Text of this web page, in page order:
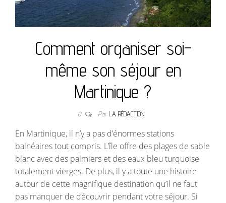
Comment organiser soi-
même son séjour en
Martinique ?
0 ParLA RÉDACTION
En Martinique, il n’y a pas d’énormes stations
balnéaires tout compris. L’île offre des plages de sable
blanc avec des palmiers et des eaux bleu turquoise
totalement vierges. De plus, il y a toute une histoire
autour de cette magnifique destination qu’il ne faut
pas manquer de découvrir pendant votre séjour. Si